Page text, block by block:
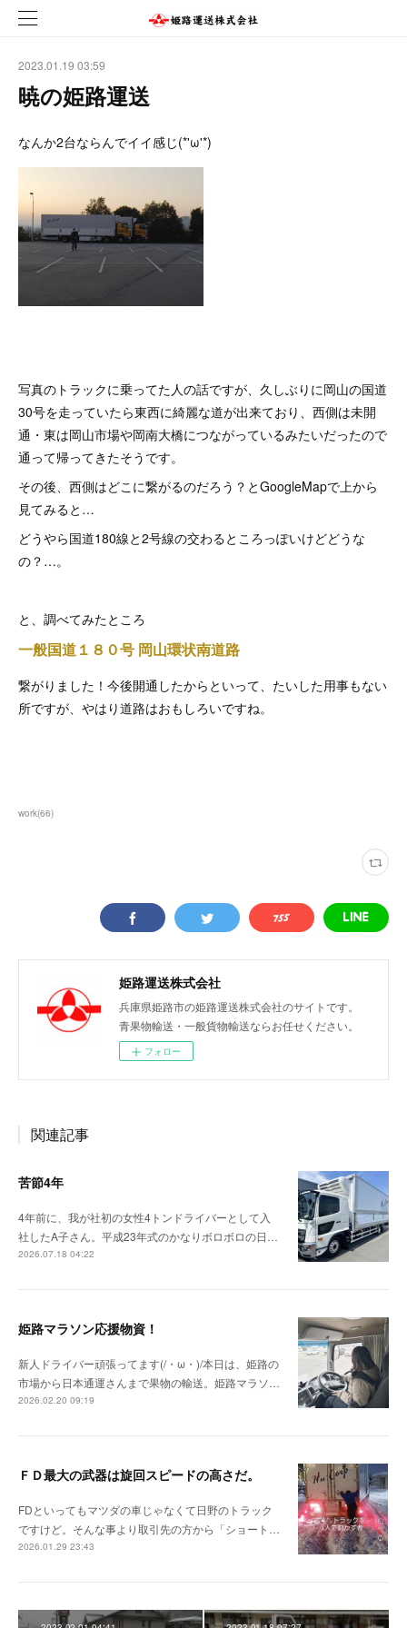
2023.01.19 03:59
暁の姫路運送
なんか2台ならんでイイ感じ(*'ω'*)
写真のトラックに乗ってた人の話ですが、久しぶりに岡山の国道
30号を走っていたら東西に綺麗な道が出来ており、西側は未開
通・東は岡山市場や岡南大橋につながっているみたいだったので
通って帰ってきたそうです。
その後、西側はどこに繋がるのだろう？とGoogleMapで上から
見てみると…
どうやら国道180線と2号線の交わるところっぽいけどどうな
の？…。
と、調べてみたところ
一般国道１８０号 岡山環状南道路
繋がりました！今後開通したからといって、たいした用事もない
所ですが、やはり道路はおもしろいですね。
work(66)
姫路運送株式会社
兵庫県姫路市の姫路運送株式会社のサイトです。
青果物輸送・一般貨物輸送ならお任せください。
フォロー
関連記事
苦節4年
4年前に、我が社初の女性4トンドライバーとして入
社したA子さん。平成23年式のかなりボロボロの日…
2026.07.18 04:22
姫路マラソン応援物資！
新人ドライバー頑張ってます(/・ω・)/本日は、姫路の
市場から日本通運さんまで果物の輸送。姫路マラソ…
2026.02.20 09:19
ＦＤ最大の武器は旋回スピードの高さだ。
FDといってもマツダの車じゃなくて日野のトラック
ですけど。そんな事より取引先の方から「ショート…
2026.01.29 23:43